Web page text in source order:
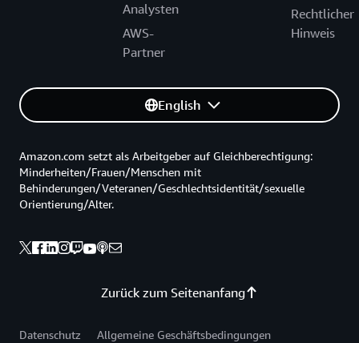
Analysten
AWS-
Partner
Rechtlicher
Hinweis
English
Zurück zum Seitenanfang
Amazon.com setzt als Arbeitgeber auf Gleichberechtigung:
Minderheiten/Frauen/Menschen mit
Behinderungen/Veteranen/Geschlechtsidentität/sexuelle
Orientierung/Alter.
Datenschutz
Allgemeine Geschäftsbedingungen